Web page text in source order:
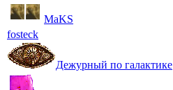
MaKS
fosteck
Дежурный по галактике